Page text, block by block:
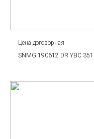
Цена договорная
SNMG 190612 DR YBC 351